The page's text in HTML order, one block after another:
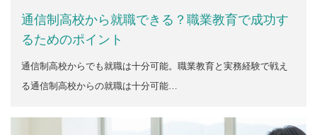
通信制高校から就職できる？職業教育で成功す
るためのポイント
通信制高校からでも就職は十分可能。職業教育と実務経験で戦え
る通信制高校からの就職は十分可能…